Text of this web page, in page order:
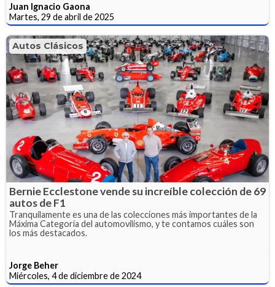
Juan Ignacio Gaona
Martes, 29 de abril de 2025
Autos Clásicos
Bernie Ecclestone vende su increíble colección de 69
autos de F1
Tranquilamente es una de las colecciones más importantes de la
Máxima Categoría del automovilismo, y te contamos cuáles son
los más destacados.
Jorge Beher
Miércoles, 4 de diciembre de 2024